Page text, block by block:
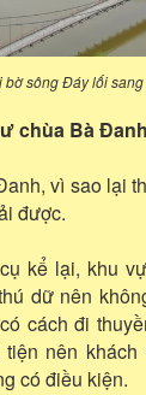
bờ sông Đáy lối
chùa Bà
vì sao lại
được.
kể lại, khu
dữ nên
cách đi
nên khách
có điều kiện.